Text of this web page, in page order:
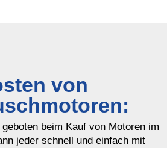
von
geboten beim Kauf von Motoren im
jeder schnell und einfach mit